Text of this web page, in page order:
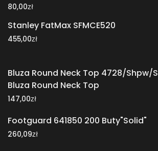
80,00zł
Stanley FatMax SFMCE520
455,00zł
Bluza Round Neck Top 4728/Shpw/S
Bluza Round Neck Top
147,00zł
Footguard 641850 200 Buty"Solid"
260,09zł